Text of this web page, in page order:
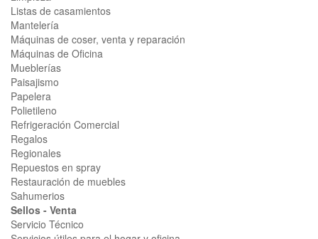
Listas de casamientos
Mantelería
Máquinas de coser, venta y reparación
Máquinas de Oficina
Mueblerías
Paisajismo
Papelera
Polietileno
Refrigeración Comercial
Regalos
Regionales
Repuestos en spray
Restauración de muebles
Sahumerios
Sellos - Venta
Servicio Técnico